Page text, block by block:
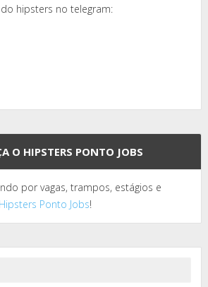
hipsters no telegram:
O HIPSTERS PONTO JOBS
por vagas, trampos, estágios e
Hipsters Ponto Jobs!